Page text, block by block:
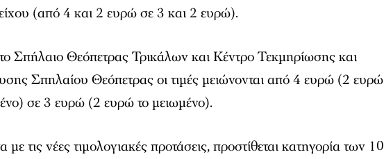
(από 4 και 2 ευρώ σε 3 και 2 ευρώ).
Σπήλαιο Θεόπετρας Τρικάλων και Κέντρο Τεκμηρίωσης και
Σπηλαίου Θεόπετρας οι τιμές μειώνονται από 4 ευρώ (2 ευρώ
σε 3 ευρώ (2 ευρώ το μειωμένο).
τις νέες τιμολογιακές προτάσεις, προστίθεται κατηγορία των 10